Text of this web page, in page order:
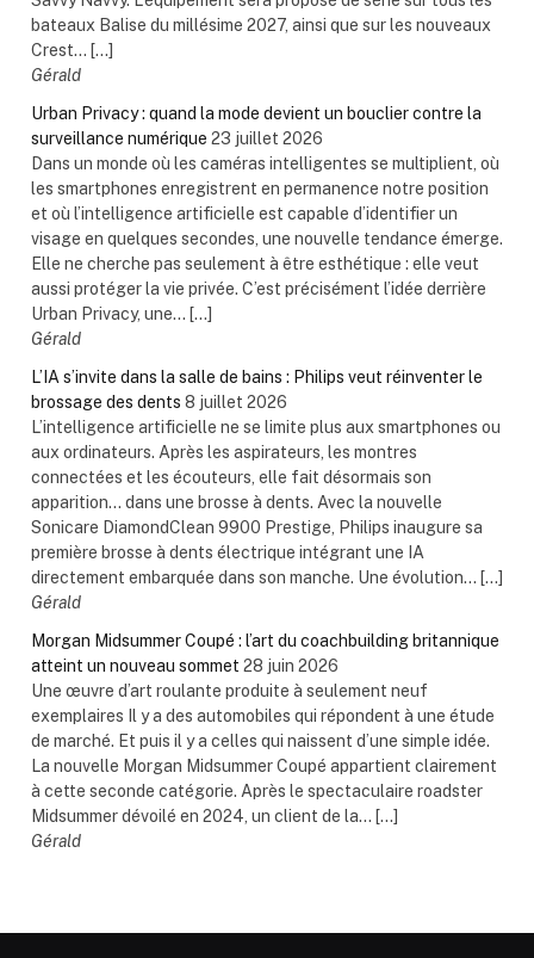
bateaux Balise du millésime 2027, ainsi que sur les nouveaux
Crest... […]
Gérald
Urban Privacy : quand la mode devient un bouclier contre la
surveillance numérique 23 juillet 2026
Dans un monde où les caméras intelligentes se multiplient, où
les smartphones enregistrent en permanence notre position
et où l’intelligence artificielle est capable d’identifier un
visage en quelques secondes, une nouvelle tendance émerge.
Elle ne cherche pas seulement à être esthétique : elle veut
aussi protéger la vie privée. C’est précisément l’idée derrière
Urban Privacy, une... […]
Gérald
L’IA s’invite dans la salle de bains : Philips veut réinventer le
brossage des dents 8 juillet 2026
L’intelligence artificielle ne se limite plus aux smartphones ou
aux ordinateurs. Après les aspirateurs, les montres
connectées et les écouteurs, elle fait désormais son
apparition… dans une brosse à dents. Avec la nouvelle
Sonicare DiamondClean 9900 Prestige, Philips inaugure sa
première brosse à dents électrique intégrant une IA
directement embarquée dans son manche. Une évolution... […]
Gérald
Morgan Midsummer Coupé : l’art du coachbuilding britannique
atteint un nouveau sommet 28 juin 2026
Une œuvre d’art roulante produite à seulement neuf
exemplaires Il y a des automobiles qui répondent à une étude
de marché. Et puis il y a celles qui naissent d’une simple idée.
La nouvelle Morgan Midsummer Coupé appartient clairement
à cette seconde catégorie. Après le spectaculaire roadster
Midsummer dévoilé en 2024, un client de la... […]
Gérald